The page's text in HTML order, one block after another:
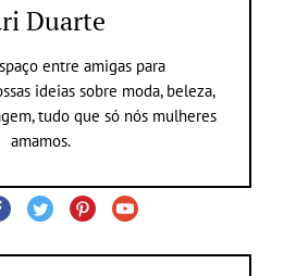
Duarte
entre amigas para
ideias sobre moda, beleza,
tudo que só nós mulheres
amamos.